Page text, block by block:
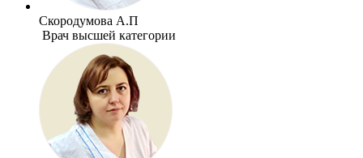
Скородумова А.П
Врач высшей категории